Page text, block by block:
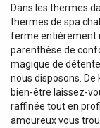
Dans les thermes
thermes de spa
ferme entièrement
parenthèse de
magique de
nous disposons. De
bien-être laissez-
raffinée tout en
amoureux vous